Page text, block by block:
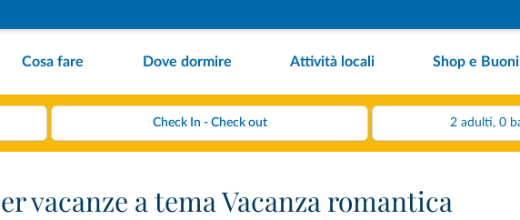
Cosa fare Dove dormire Attività locali Shop e Buoni
vacanze a tema Vacanza romantica